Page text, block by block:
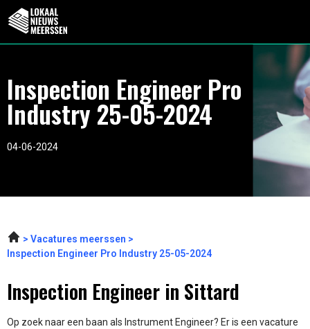
Inspection Engineer Pro
Industry 25-05-2024
04-06-2024
Vacatures meerssen
Inspection Engineer Pro Industry 25-05-2024
Inspection Engineer in Sittard
Op zoek naar een baan als Instrument Engineer? Er is een vacature